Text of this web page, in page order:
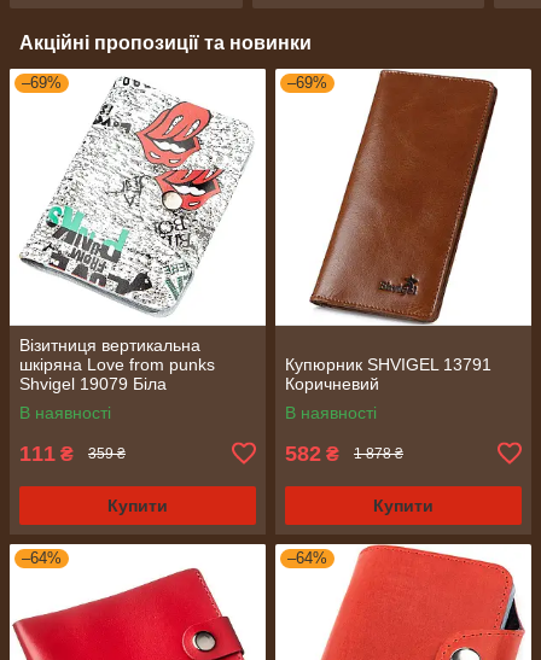
Акційні пропозиції та новинки
–69%
Візитниця вертикальна
шкіряна Love from punks
Shvigel 19079 Біла
В наявності
111 ₴ 359 ₴
Купити
–69%
Купюрник SHVIGEL 13791
Коричневий
В наявності
582 ₴ 1 878 ₴
Купити
–64% –64%